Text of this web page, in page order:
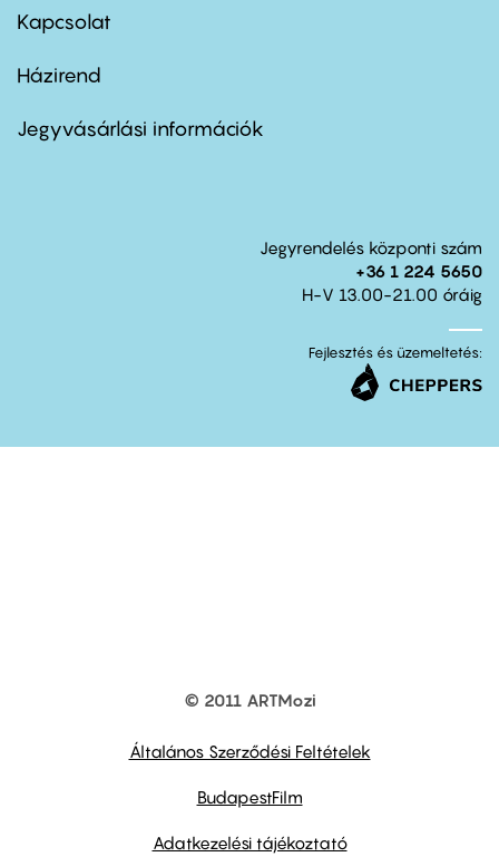
firstKapcsolat
Footer
second
Házirend
Jegyvásárlási információk
Jegyrendelés központi szám
+36 1 224 5650
H-V 13.00-21.00 óráig
Fejlesztés és üzemeltetés:
© 2011 ARTMozi
Általános Szerződési Feltételek
BudapestFilm
Adatkezelési tájékoztató